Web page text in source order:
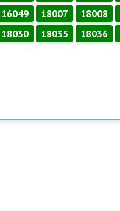
16049 18007 18008
18030 18035 18036